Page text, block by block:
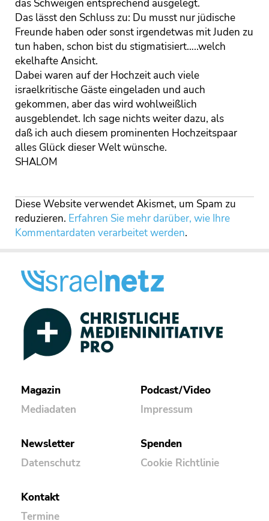
das Schweigen entsprechend ausgelegt.
Das lässt den Schluss zu: Du musst nur jüdische
Freunde haben oder sonst irgendetwas mit Juden zu
tun haben, schon bist du stigmatisiert…..welch
ekelhafte Ansicht.
Dabei waren auf der Hochzeit auch viele
israelkritische Gäste eingeladen und auch
gekommen, aber das wird wohlweißlich
ausgeblendet. Ich sage nichts weiter dazu, als
daß ich auch diesem prominenten Hochzeitspaar
alles Glück dieser Welt wünsche.
SHALOM
Diese Website verwendet Akismet, um Spam zu
reduzieren. Erfahren Sie mehr darüber, wie Ihre
Kommentardaten verarbeitet werden.
Magazin
Mediadaten
Podcast/Video
Impressum
Newsletter
Datenschutz
Spenden
Cookie Richtlinie
Kontakt
Termine